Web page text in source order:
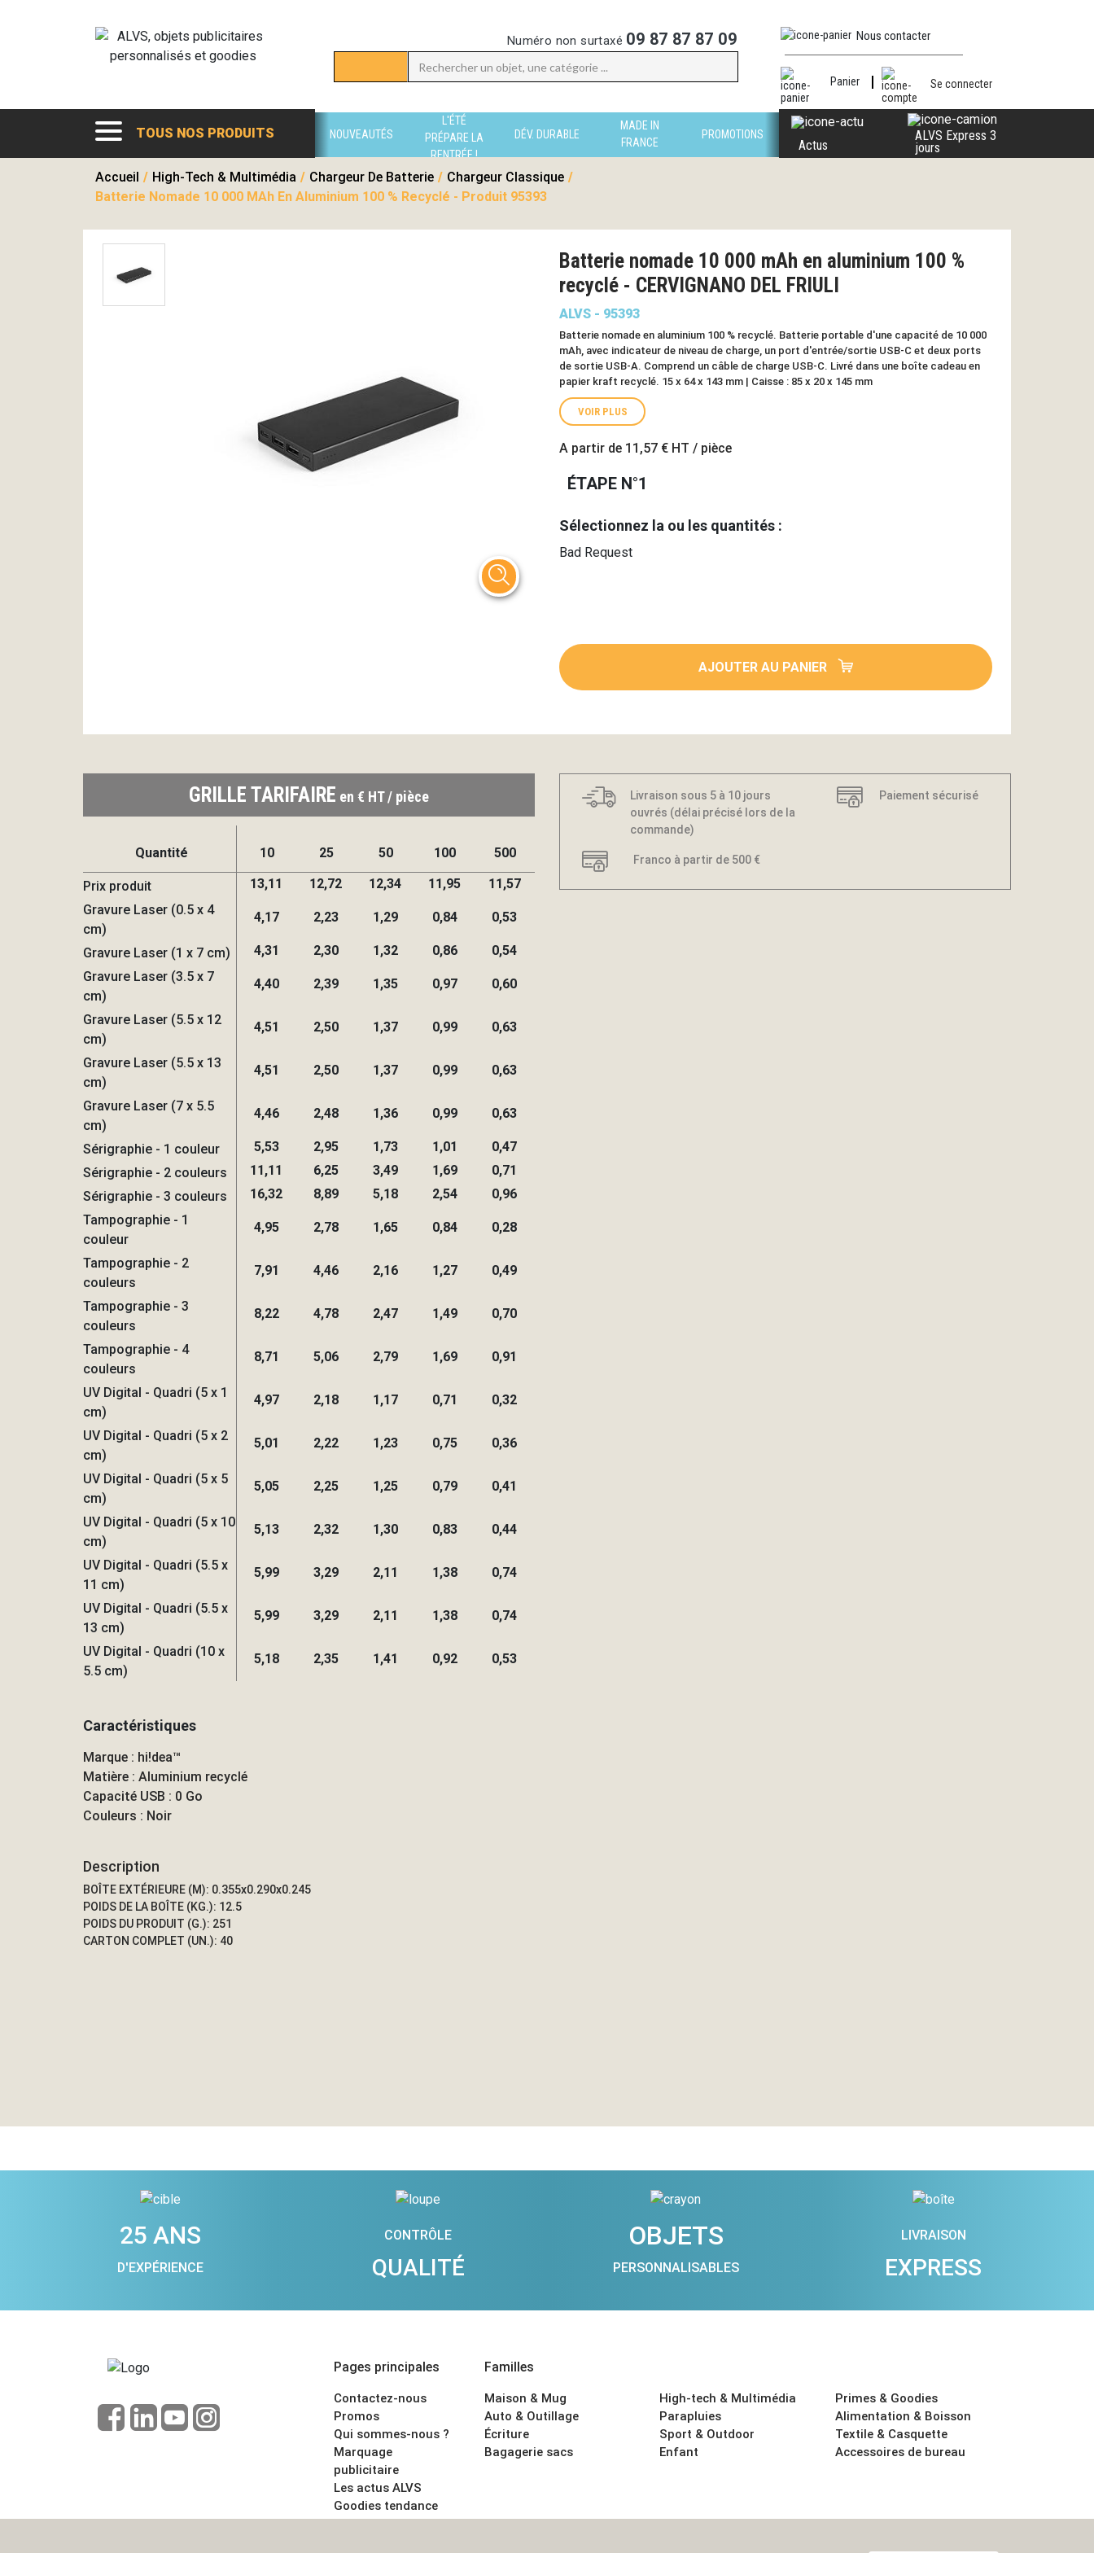
Numéro non surtaxé 09 87 87 87 09 Nous contacter
Panier Se connecter
TOUS NOS PRODUITS NOUVEAUTÉS
L'ÉTÉ
PRÉPARE LA
RENTRÉE !
DÉV. DURABLE
MADE IN
FRANCE
PROMOTIONS
Actus
ALVS Express 3
jours
Accueil / High-Tech & Multimédia / Chargeur De Batterie / Chargeur Classique /
Batterie Nomade 10 000 MAh En Aluminium 100 % Recyclé - Produit 95393
Batterie nomade 10 000 mAh en aluminium 100 %
recyclé - CERVIGNANO DEL FRIULI
ALVS - 95393
Batterie nomade en aluminium 100 % recyclé. Batterie portable d'une capacité de 10 000
mAh, avec indicateur de niveau de charge, un port d'entrée/sortie USB-C et deux ports
de sortie USB-A. Comprend un câble de charge USB-C. Livré dans une boîte cadeau en
papier kraft recyclé. 15 x 64 x 143 mm | Caisse : 85 x 20 x 145 mm
VOIR PLUS
A partir de 11,57 € HT / pièce
ÉTAPE N°1
Sélectionnez la ou les quantités :
Bad Request
AJOUTER AU PANIER
GRILLE TARIFAIRE en € HT / pièce
Quantité 10 25 50 100 500
Prix produit 13,11 12,72 12,34 11,95
11,57
Gravure Laser (0.5 x 4
cm)
4,17 2,23 1,29 0,84 0,53
Gravure Laser (1 x 7 cm) 4,31 2,30 1,32 0,86
0,54
Gravure Laser (3.5 x 7
cm)
4,40 2,39 1,35 0,97 0,60
Gravure Laser (5.5 x 12
cm)
4,51 2,50 1,37 0,99 0,63
Gravure Laser (5.5 x 13
cm)
4,51 2,50 1,37 0,99 0,63
Gravure Laser (7 x 5.5
cm)
4,46 2,48 1,36 0,99 0,63
Sérigraphie - 1 couleur 5,53 2,95 1,73 1,01
0,47
Sérigraphie - 2 couleurs
11,11 6,25 3,49 1,69
0,71
Sérigraphie - 3 couleurs
16,32 8,89 5,18 2,54
0,96
Tampographie - 1
couleur
4,95 2,78 1,65 0,84 0,28
Tampographie - 2
couleurs
7,91 4,46 2,16 1,27 0,49
Tampographie - 3
couleurs
8,22 4,78 2,47 1,49 0,70
Tampographie - 4
couleurs
8,71 5,06 2,79 1,69 0,91
UV Digital - Quadri (5 x 1
cm)
4,97 2,18 1,17 0,71 0,32
UV Digital - Quadri (5 x 2
cm)
5,01 2,22 1,23 0,75 0,36
UV Digital - Quadri (5 x 5
cm)
5,05 2,25 1,25 0,79 0,41
UV Digital - Quadri (5 x 10
cm)
5,13 2,32 1,30 0,83 0,44
UV Digital - Quadri (5.5 x
11 cm)
5,99 3,29 2,11 1,38 0,74
UV Digital - Quadri (5.5 x
13 cm)
5,99 3,29 2,11 1,38 0,74
UV Digital - Quadri (10 x
5.5 cm)
5,18 2,35 1,41 0,92 0,53
Caractéristiques
Marque : hi!dea™
Matière : Aluminium recyclé
Capacité USB : 0 Go
Couleurs : Noir
Description
BOÎTE EXTÉRIEURE (M): 0.355x0.290x0.245
POIDS DE LA BOÎTE (KG.): 12.5
POIDS DU PRODUIT (G.): 251
CARTON COMPLET (UN.): 40
Livraison sous 5 à 10 jours
ouvrés (délai précisé lors de la
commande)
Paiement sécurisé
Franco à partir de 500 €
25 ANS
D'EXPÉRIENCE
CONTRÔLE
QUALITÉ
OBJETS
PERSONNALISABLES
LIVRAISON
EXPRESS
Pages principales
Contactez-nous
Promos
Qui sommes-nous ?
Marquage
publicitaire
Les actus ALVS
Goodies tendance
CGV
Familles
Maison & Mug
Auto & Outillage
Écriture
Bagagerie sacs
High-tech & Multimédia
Parapluies
Sport & Outdoor
Enfant
Primes & Goodies
Alimentation & Boisson
Textile & Casquette
Accessoires de bureau